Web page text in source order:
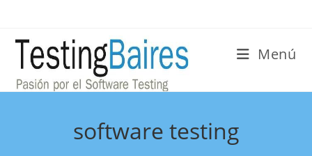
Menú
software testing